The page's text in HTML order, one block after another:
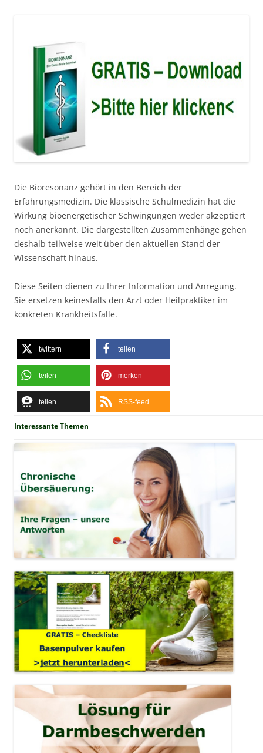
Die Bioresonanz gehört in den Bereich der
Erfahrungsmedizin. Die klassische Schulmedizin hat die
Wirkung bioenergetischer Schwingungen weder akzeptiert
noch anerkannt. Die dargestellten Zusammenhänge gehen
deshalb teilweise weit über den aktuellen Stand der
Wissenschaft hinaus.
Diese Seiten dienen zu Ihrer Information und Anregung.
Sie ersetzen keinesfalls den Arzt oder Heilpraktiker im
konkreten Krankheitsfalle.
twittern teilen
teilen merken
teilen RSS-feed
Interessante Themen